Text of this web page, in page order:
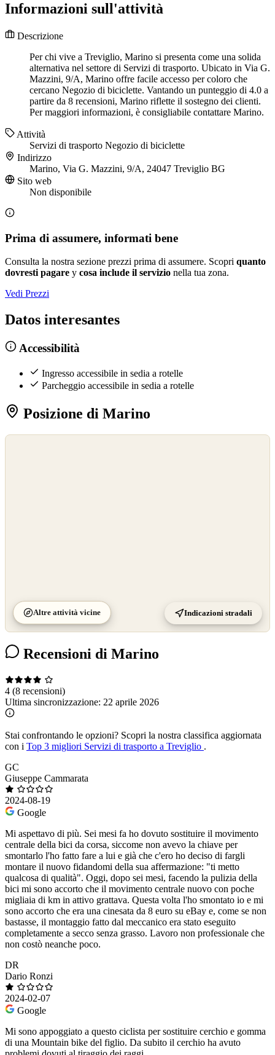
Informazioni sull'attività
Descrizione
Per chi vive a Treviglio, Marino si presenta come una solida
alternativa nel settore di Servizi di trasporto. Ubicato in Via G.
Mazzini, 9/A, Marino offre facile accesso per coloro che
cercano Negozio di biciclette. Vantando un punteggio di 4.0 a
partire da 8 recensioni, Marino riflette il sostegno dei clienti.
Per maggiori informazioni, è consigliabile contattare Marino.
Attività
Servizi di trasporto Negozio di biciclette
Indirizzo
Marino, Via G. Mazzini, 9/A, 24047 Treviglio BG
Sito web
Non disponibile
Prima di assumere, informati bene
Consulta la nostra sezione prezzi prima di assumere. Scopri quanto
dovresti pagare y cosa include il servizio nella tua zona.
Vedi Prezzi
Datos interesantes
Accessibilità
Ingresso accessibile in sedia a rotelle
Parcheggio accessibile in sedia a rotelle
Posizione di Marino
Altre attività vicine Indicazioni stradali
Recensioni di Marino
4 (8 recensioni)
Ultima sincronizzazione: 22 aprile 2026
Stai confrontando le opzioni? Scopri la nostra classifica aggiornata
con i Top 3 migliori Servizi di trasporto a Treviglio .
GC
Giuseppe Cammarata
2024-08-19
Google
Mi aspettavo di più. Sei mesi fa ho dovuto sostituire il movimento
centrale della bici da corsa, siccome non avevo la chiave per
smontarlo l'ho fatto fare a lui e già che c'ero ho deciso di fargli
montare il nuovo fidandomi della sua affermazione: "ti metto
qualcosa di qualità". Oggi, dopo sei mesi, facendo la pulizia della
bici mi sono accorto che il movimento centrale nuovo con poche
migliaia di km in attivo grattava. Questa volta l'ho smontato io e mi
sono accorto che era una cinesata da 8 euro su eBay e, come se non
bastasse, il montaggio fatto dal meccanico era stato eseguito
completamente a secco senza grasso. Lavoro non professionale che
non costò neanche poco.
DR
Dario Ronzi
2024-02-07
Google
Mi sono appoggiato a questo ciclista per sostituire cerchio e gomma
di una Mountain bike del figlio. Da subito il cerchio ha avuto